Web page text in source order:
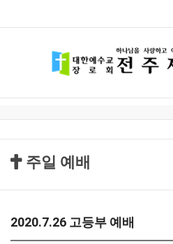
주일 예배
2020.7.26 고등부 예배